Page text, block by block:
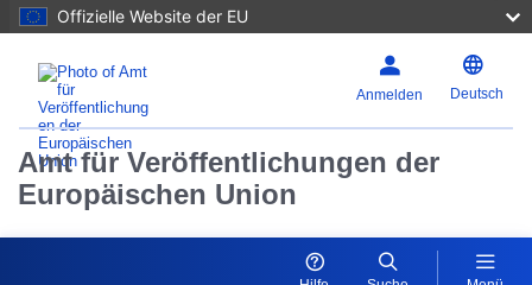
Offizielle Website der EU
Anmelden Deutsch
Amt für Veröffentlichungen der
Europäischen Union